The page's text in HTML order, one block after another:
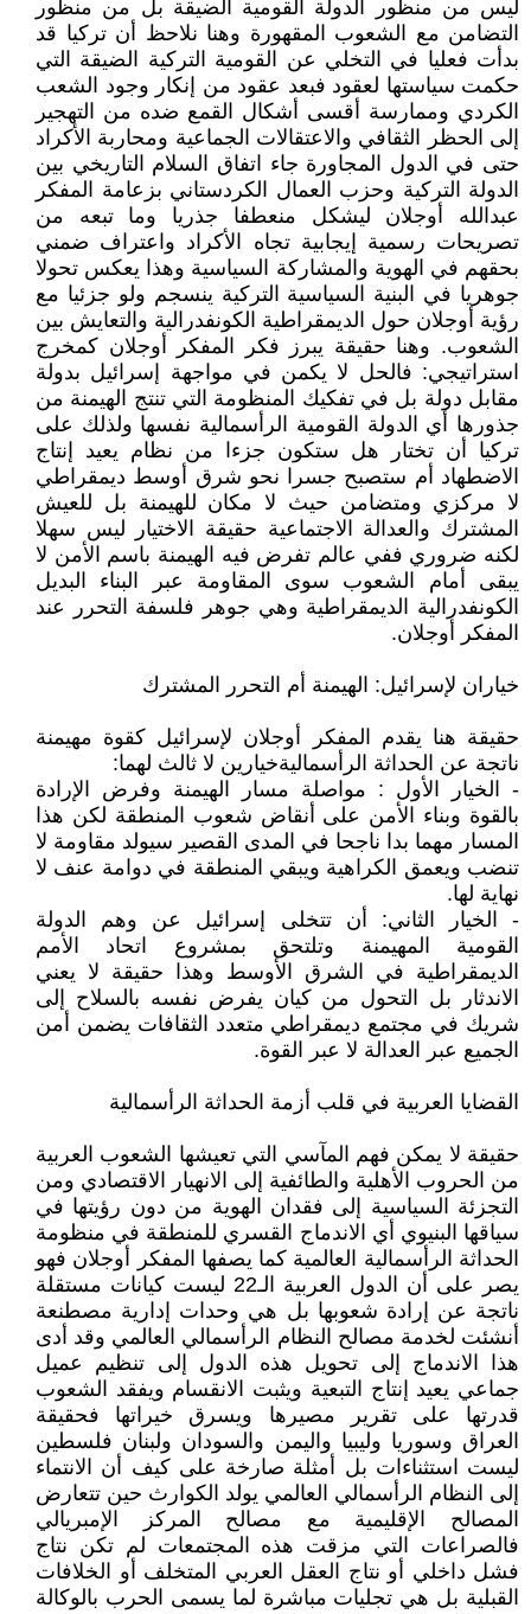
ليس من منظور الدولة القومية الضيقة بل من منظور
التضامن مع الشعوب المقهورة وهنا نلاحظ أن تركيا قد
بدأت فعليا في التخلي عن القومية التركية الضيقة التي
حكمت سياستها لعقود فبعد عقود من إنكار وجود الشعب
الكردي وممارسة أقسى أشكال القمع ضده من التهجير
إلى الحظر الثقافي والاعتقالات الجماعية ومحاربة الأكراد
حتى في الدول المجاورة جاء اتفاق السلام التاريخي بين
الدولة التركية وحزب العمال الكردستاني بزعامة المفكر
عبدالله أوجلان ليشكل منعطفا جذريا وما تبعه من
تصريحات رسمية إيجابية تجاه الأكراد واعتراف ضمني
بحقهم في الهوية والمشاركة السياسية وهذا يعكس تحولا
جوهريا في البنية السياسية التركية ينسجم ولو جزئيا مع
رؤية أوجلان حول الديمقراطية الكونفدرالية والتعايش بين
الشعوب. وهنا حقيقة يبرز فكر المفكر أوجلان كمخرج
استراتيجي: فالحل لا يكمن في مواجهة إسرائيل بدولة
مقابل دولة بل في تفكيك المنظومة التي تنتج الهيمنة من
جذورها أي الدولة القومية الرأسمالية نفسها ولذلك على
تركيا أن تختار هل ستكون جزءا من نظام يعيد إنتاج
الاضطهاد أم ستصبح جسرا نحو شرق أوسط ديمقراطي
لا مركزي ومتضامن حيث لا مكان للهيمنة بل للعيش
المشترك والعدالة الاجتماعية حقيقة الاختيار ليس سهلا
لكنه ضروري ففي عالم تفرض فيه الهيمنة باسم الأمن لا
يبقى أمام الشعوب سوى المقاومة عبر البناء البديل
الكونفدرالية الديمقراطية وهي جوهر فلسفة التحرر عند
المفكر أوجلان.
خياران لإسرائيل: الهيمنة أم التحرر المشترك
حقيقة هنا يقدم المفكر أوجلان لإسرائيل كقوة مهيمنة
ناتجة عن الحداثة الرأسماليةخيارين لا ثالث لهما:
- الخيار الأول : مواصلة مسار الهيمنة وفرض الإرادة
بالقوة وبناء الأمن على أنقاض شعوب المنطقة لكن هذا
المسار مهما بدا ناجحا في المدى القصير سيولد مقاومة لا
تنضب ويعمق الكراهية ويبقي المنطقة في دوامة عنف لا
نهاية لها.
- الخيار الثاني: أن تتخلى إسرائيل عن وهم الدولة
القومية المهيمنة وتلتحق بمشروع اتحاد الأمم
الديمقراطية في الشرق الأوسط وهذا حقيقة لا يعني
الاندثار بل التحول من كيان يفرض نفسه بالسلاح إلى
شريك في مجتمع ديمقراطي متعدد الثقافات يضمن أمن
الجميع عبر العدالة لا عبر القوة.
القضايا العربية في قلب أزمة الحداثة الرأسمالية
حقيقة لا يمكن فهم المآسي التي تعيشها الشعوب العربية
من الحروب الأهلية والطائفية إلى الانهيار الاقتصادي ومن
التجزئة السياسية إلى فقدان الهوية من دون رؤيتها في
سياقها البنيوي أي الاندماج القسري للمنطقة في منظومة
الحداثة الرأسمالية العالمية كما يصفها المفكر أوجلان فهو
يصر على أن الدول العربية الـ22 ليست كيانات مستقلة
ناتجة عن إرادة شعوبها بل هي وحدات إدارية مصطنعة
أنشئت لخدمة مصالح النظام الرأسمالي العالمي وقد أدى
هذا الاندماج إلى تحويل هذه الدول إلى تنظيم عميل
جماعي يعيد إنتاج التبعية ويثبت الانقسام ويفقد الشعوب
قدرتها على تقرير مصيرها ويسرق خيراتها فحقيقة
العراق وسوريا وليبيا واليمن والسودان ولبنان فلسطين
ليست استثناءات بل أمثلة صارخة على كيف أن الانتماء
إلى النظام الرأسمالي العالمي يولد الكوارث حين تتعارض
المصالح الإقليمية مع مصالح المركز الإمبريالي
فالصراعات التي مزقت هذه المجتمعات لم تكن نتاج
فشل داخلي أو نتاج العقل العربي المتخلف أو الخلافات
القبلية بل هي تجليات مباشرة لما يسمى الحرب بالوكالة